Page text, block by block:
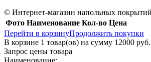
© Интернет-магазин напольных
Фото Наименование Кол-во Цена
Перейти в корзинуПродолжить покупки
В корзине 1 товар(ов) на сумму 12000 руб.
Запрос цены товара
Наименование: